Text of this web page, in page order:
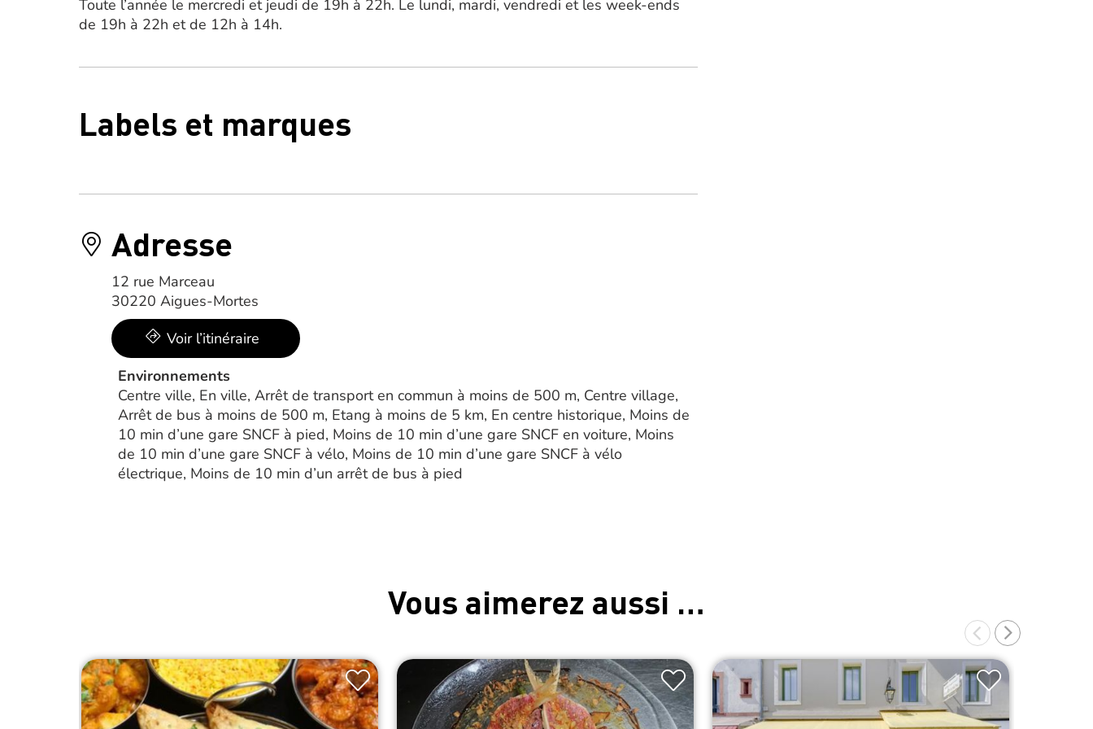
Toute l’année le mercredi et jeudi de 19h à 22h. Le lundi, mardi, vendredi et les week-ends
de 19h à 22h et de 12h à 14h.
Labels et marques
Adresse
12 rue Marceau
30220 Aigues-Mortes
Voir l’itinéraire
Environnements
Centre ville, En ville, Arrêt de transport en commun à moins de 500 m, Centre village,
Arrêt de bus à moins de 500 m, Etang à moins de 5 km, En centre historique, Moins de
10 min d’une gare SNCF à pied, Moins de 10 min d’une gare SNCF en voiture, Moins
de 10 min d’une gare SNCF à vélo, Moins de 10 min d’une gare SNCF à vélo
électrique, Moins de 10 min d’un arrêt de bus à pied
Vous aimerez aussi …